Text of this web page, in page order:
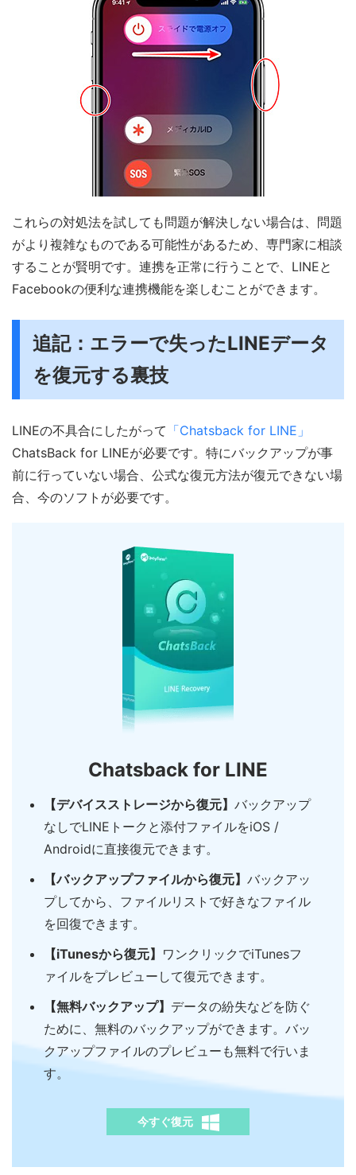
これらの対処法を試しても問題が解決しない場合は、問題
がより複雑なものである可能性があるため、専門家に相談
することが賢明です。連携を正常に行うことで、LINEと
Facebookの便利な連携機能を楽しむことができます。
追記：エラーで失ったLINEデータ
を復元する裏技
LINEの不具合にしたがって 「Chatsback for LINE」
ChatsBack for LINEが必要です。特にバックアップが事
前に行っていない場合、公式な復元方法が復元できない場
合、今のソフトが必要です。
Chatsback for LINE
【デバイスストレージから復元】 バックアップ
なしでLINEトークと添付ファイルをiOS /
Androidに直接復元できます。
【バックアップファイルから復元】 バックアッ
プしてから、ファイルリストで好きなファイル
を回復できます。
【iTunesから復元】 ワンクリックでiTunesフ
ァイルをプレビューして復元できます。
【無料バックアップ】 データの紛失などを防ぐ
ために、無料のバックアップができます。バッ
クアップファイルのプレビューも無料で行いま
す。
今すぐ復元